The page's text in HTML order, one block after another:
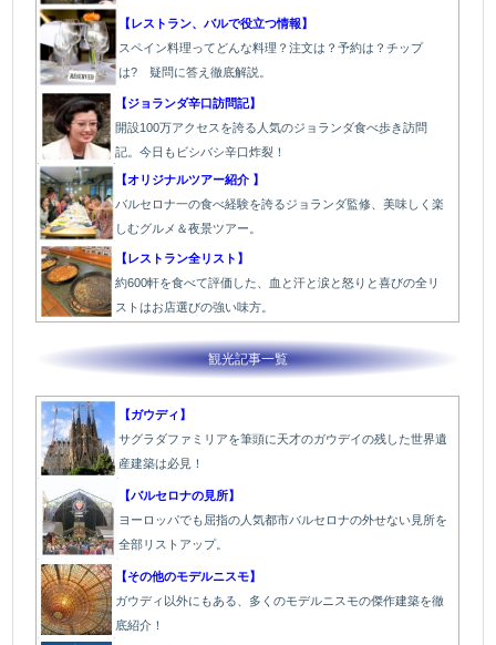
【レストラン、バルで役立つ情報】
スペイン料理ってどんな料理？注文は？予約は？チップ
は? 疑問に答え徹底解説。
【ジョランダ辛口訪問記】
開設100万アクセスを誇る人気のジョランダ食べ歩き訪問
記。今日もビシバシ辛口炸裂！
【オリジナルツアー紹介 】
バルセロナ一の食べ経験を誇るジョランダ監修、美味しく楽
しむグルメ＆夜景ツアー。
【レストラン全リスト】
約600軒を食べて評価した、血と汗と涙と怒りと喜びの全リ
ストはお店選びの強い味方。
観光記事一覧
【ガウディ】
サグラダファミリアを筆頭に天才のガウデイの残した世界遺
産建築は必見！
【バルセロナの見所】
ヨーロッパでも屈指の人気都市バルセロナの外せない見所を
全部リストアップ。
【その他のモデルニスモ】
ガウディ以外にもある、多くのモデルニスモの傑作建築を徹
底紹介！